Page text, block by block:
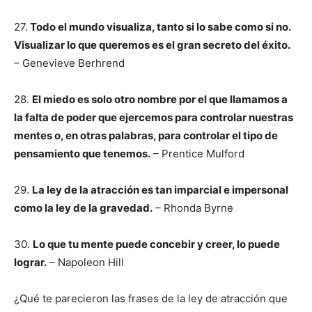
27. Todo el mundo visualiza, tanto si lo sabe como si no.
Visualizar lo que queremos es el gran secreto del éxito.
– Genevieve Berhrend
28. El miedo es solo otro nombre por el que llamamos a
la falta de poder que ejercemos para controlar nuestras
mentes o, en otras palabras, para controlar el tipo de
pensamiento que tenemos. – Prentice Mulford
29. La ley de la atracción es tan imparcial e impersonal
como la ley de la gravedad. – Rhonda Byrne
30. Lo que tu mente puede concebir y creer, lo puede
lograr. – Napoleon Hill
¿Qué te parecieron las frases de la ley de atracción que